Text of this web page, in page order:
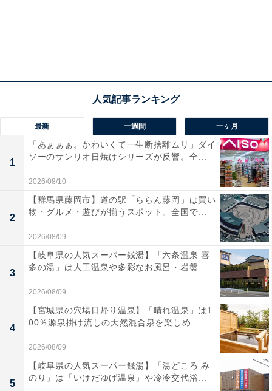
最新 一週間 一ヶ月
1
「あぁぁぁ。かわいくて一生断捨離ムリ」ダイ
ソーのサンリオ日焼けシリーズが反響。全...
2026/08/10
2
【群馬県藤岡市】道の駅「ららん藤岡」は買い
物・グルメ・遊びが揃うスポット。全国で...
2026/08/09
3
【岐阜県の人気スーパー銭湯】「六条温泉 喜
多の湯」は人工温泉や多彩なお風呂・岩盤...
2026/08/09
4
【宮城県の穴場日帰り温泉】「晴れ温泉」は1
00％源泉掛け流しの天然混合泉を楽しめ...
2026/08/09
5
【岐阜県の人気スーパー銭湯】「湯どころ み
のり」は「いけだゆげ温泉」や冷冷交代浴...